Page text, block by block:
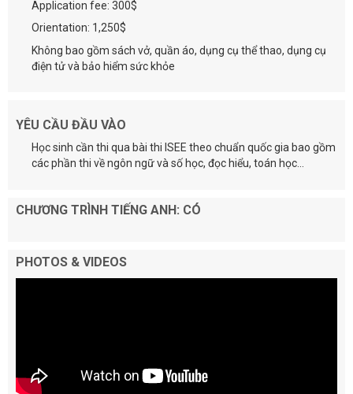
Application fee: 300$
Orientation: 1,250$
Không bao gồm sách vở, quần áo, dụng cụ thể thao, dụng cụ
điện tử và bảo hiểm sức khỏe
YÊU CẦU ĐẦU VÀO
Học sinh cần thi qua bài thi ISEE theo chuẩn quốc gia bao gồm
các phần thi về ngôn ngữ và số học, đọc hiểu, toán học...
CHƯƠNG TRÌNH TIẾNG ANH: CÓ
PHOTOS & VIDEOS